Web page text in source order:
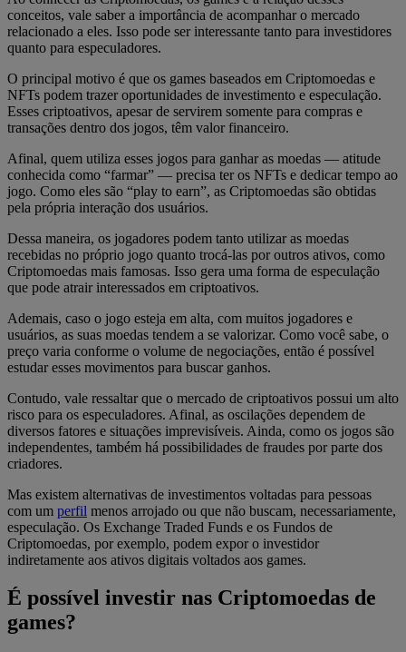
conceitos, vale saber a importância de acompanhar o mercado
relacionado a eles. Isso pode ser interessante tanto para investidores
quanto para especuladores.
O principal motivo é que os games baseados em Criptomoedas e
NFTs podem trazer oportunidades de investimento e especulação.
Esses criptoativos, apesar de servirem somente para compras e
transações dentro dos jogos, têm valor financeiro.
Afinal, quem utiliza esses jogos para ganhar as moedas — atitude
conhecida como “farmar” — precisa ter os NFTs e dedicar tempo ao
jogo. Como eles são “play to earn”, as Criptomoedas são obtidas
pela própria interação dos usuários.
Dessa maneira, os jogadores podem tanto utilizar as moedas
recebidas no próprio jogo quanto trocá-las por outros ativos, como
Criptomoedas mais famosas. Isso gera uma forma de especulação
que pode atrair interessados em criptoativos.
Ademais, caso o jogo esteja em alta, com muitos jogadores e
usuários, as suas moedas tendem a se valorizar. Como você sabe, o
preço varia conforme o volume de negociações, então é possível
estudar esses movimentos para buscar ganhos.
Contudo, vale ressaltar que o mercado de criptoativos possui um alto
risco para os especuladores. Afinal, as oscilações dependem de
diversos fatores e situações imprevisíveis. Ainda, como os jogos são
independentes, também há possibilidades de fraudes por parte dos
criadores.
Mas existem alternativas de investimentos voltadas para pessoas
com um perfil menos arrojado ou que não buscam, necessariamente,
especulação. Os Exchange Traded Funds e os Fundos de
Criptomoedas, por exemplo, podem expor o investidor
indiretamente aos ativos digitais voltados aos games.
É possível investir nas Criptomoedas de
games?